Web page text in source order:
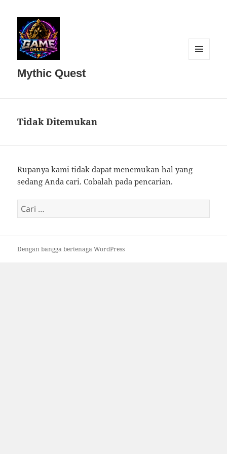
Mythic Quest
Tidak Ditemukan
Rupanya kami tidak dapat menemukan hal yang
sedang Anda cari. Cobalah pada pencarian.
Cari
untuk:
Dengan bangga bertenaga WordPress